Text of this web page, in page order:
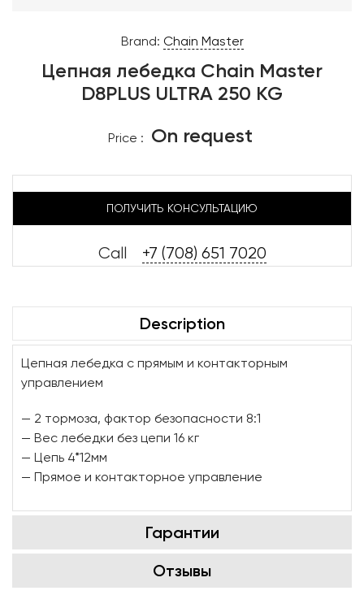
Brand: Chain Master
Цепная лебедка Chain Master
D8PLUS ULTRA 250 KG
Price : On request
ПОЛУЧИТЬ КОНСУЛЬТАЦИЮ
Call +7 (708) 651 7020
Description
Цепная лебедка с прямым и контакторным
управлением
— 2 тормоза, фактор безопасности 8:1
— Вес лебедки без цепи 16 кг
— Цепь 4*12мм
— Прямое и контакторное управление
Гарантии
Отзывы